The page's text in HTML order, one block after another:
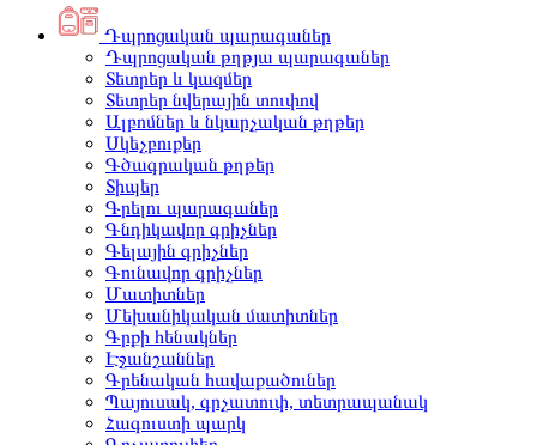
Դպրոցական պարագաներ
Դպրոցական թղթյա պարագաներ
Տետրեր և կազմեր
Տետրեր նվերային տուփով
Ալբոմներ և նկարչական թղթեր
Սկեչբուքեր
Գծագրական թղթեր
Տիպեր
Գրելու պարագաներ
Գնդիկավոր գրիչներ
Գելային գրիչներ
Գունավոր գրիչներ
Մատիտներ
Մեխանիկական մատիտներ
Գրքի հենակներ
Էջանշաններ
Գրենական հավաքածուներ
Պայուսակ, գրչատուփ, տետրապանակ
Հագուստի պարկ